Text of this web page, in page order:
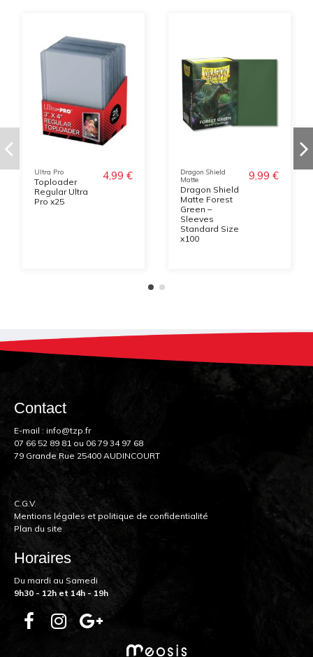
Ultra Pro
Toploader
Regular Ultra
Pro x25
4,99 €
Dragon Shield
Matte
Dragon Shield
Matte Forest
Green –
Sleeves
Standard Size
x100
9,99 €
Contact
E-mail : info@tzp.fr
07 66 52 89 81 ou 06 79 34 97 68
79 Grande Rue 25400 AUDINCOURT
C.G.V.
Mentions légales et politique de confidentialité
Plan du site
Horaires
Du mardi au Samedi
9h30 - 12h et 14h - 19h